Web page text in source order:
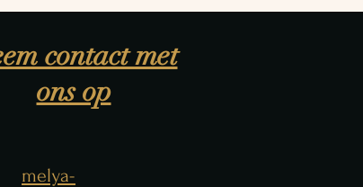
contact met
ons op
melya-